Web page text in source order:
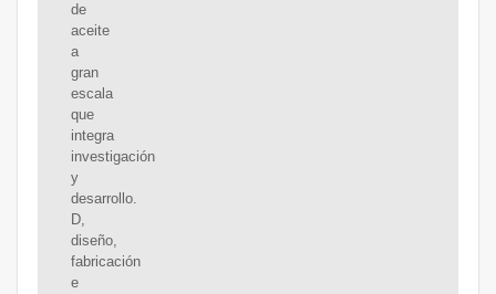
de
aceite
a
gran
escala
que
integra
investigación
y
desarrollo.
D,
diseño,
fabricación
e